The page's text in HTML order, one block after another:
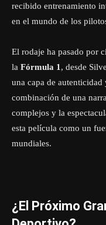
recibido entrenamiento
en el mundo de los
El rodaje ha pasado por
la Fórmula 1, desde
una capa de
combinación de una
complejos y la
esta película como un
mundiales.
¿El Próximo